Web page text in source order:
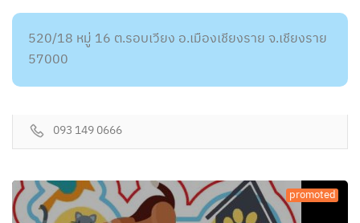
520/18 หมู่ 16 ต.รอบเวียง อ.เมืองเชียงราย จ.เชียงราย
57000
093 149 0666
promoted